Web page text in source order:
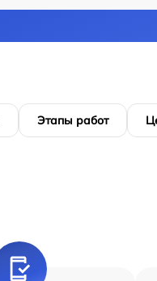
Этапы работ